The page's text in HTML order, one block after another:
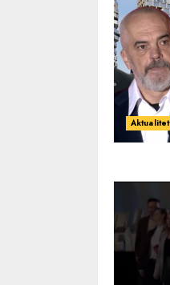
Aktualitet